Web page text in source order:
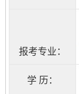
报考专业：
学 历：